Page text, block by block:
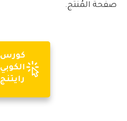
صفحة المُنتج.
كورس
الكوبي
رايتنج